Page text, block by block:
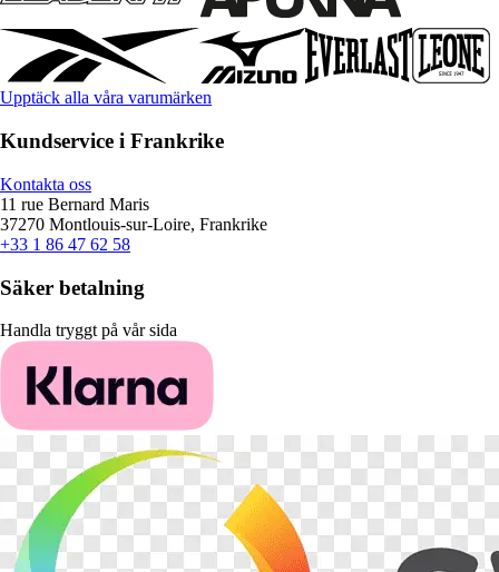
Upptäck alla våra varumärken
Kundservice i Frankrike
Kontakta oss
11 rue Bernard Maris
37270 Montlouis-sur-Loire, Frankrike
+33 1 86 47 62 58
Säker betalning
Handla tryggt på vår sida